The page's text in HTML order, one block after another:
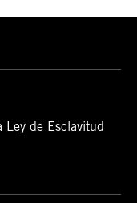
Ley de Esclavitud